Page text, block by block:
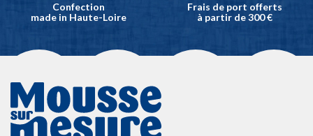
Confection
made in Haute-Loire
Frais de port offerts
à partir de 300 €